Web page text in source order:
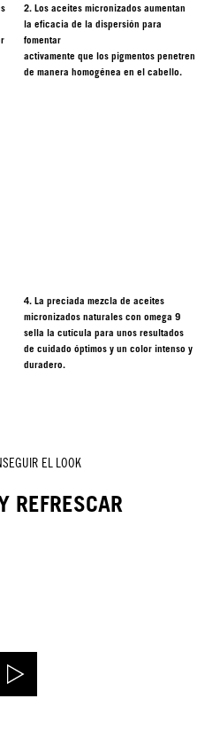
2. Los aceites micronizados aumentan
la eficacia de la dispersión para
fomentar
activamente que los pigmentos penetren
de manera homogénea en el cabello.
4. La preciada mezcla de aceites
micronizados naturales con omega 9
sella la cutícula para unos resultados
de cuidado óptimos y un color intenso y
duradero.
EL LOOK
REFRESCAR